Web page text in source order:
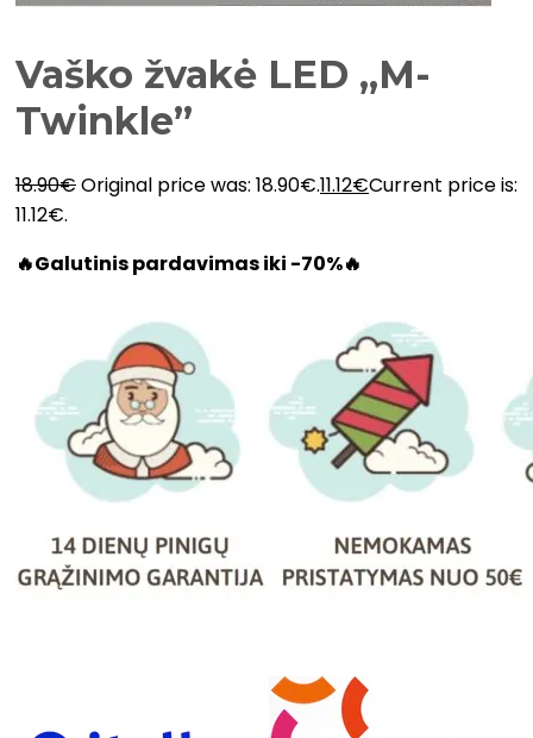
Vaško žvakė LED „M-
Twinkle”
18.90€Original price was: 18.90€.11.12€Current price is:
11.12€.
🔥Galutinis pardavimas iki -70%🔥